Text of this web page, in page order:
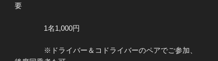
要
1名1,000円
※ドライバー＆コドライバーのペアでご参加、